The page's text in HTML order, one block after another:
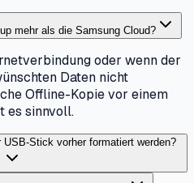
mehr als die Samsung Cloud?
oder wenn der
Daten nicht
Offline-Kopie vor einem
es sinnvoll.
Stick vorher formatiert werden?